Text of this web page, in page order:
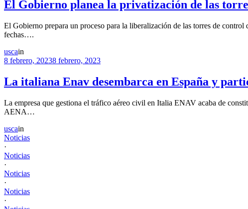
El Gobierno planea la privatización de las
El Gobierno prepara un proceso para la liberalización de las torres de
fechas….
uscain
8 febrero, 20238 febrero, 2023
La italiana Enav desembarca en España y
La empresa que gestiona el tráfico aéreo civil en Italia ENAV acaba de
AENA…
uscain
Noticias
·
Noticias
·
Noticias
·
Noticias
·